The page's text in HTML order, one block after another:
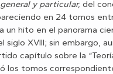
y particular, del
en 24 tomos
un hito en el panorama
siglo XVIII; sin embargo,
capítulo sobre la
los tomos